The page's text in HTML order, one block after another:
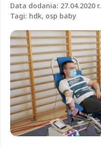
Data dodania: 27.04.2020 r.
Tagi: hdk, osp baby